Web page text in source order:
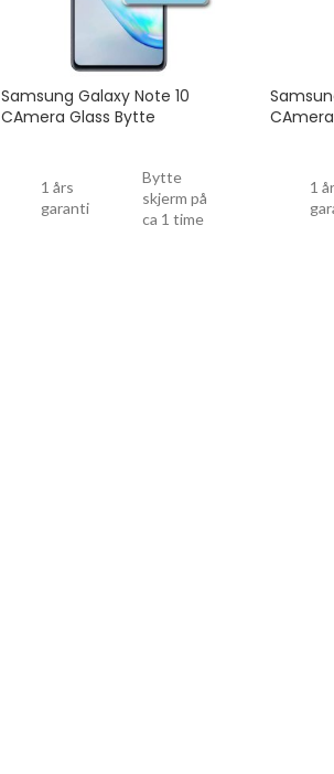
Samsung Galaxy Note 10
CAmera Glass Bytte
1 års
garanti
Bytte
skjerm på
ca 1 time
1